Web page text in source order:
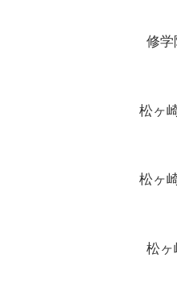
修
松ヶ
松ヶ
松